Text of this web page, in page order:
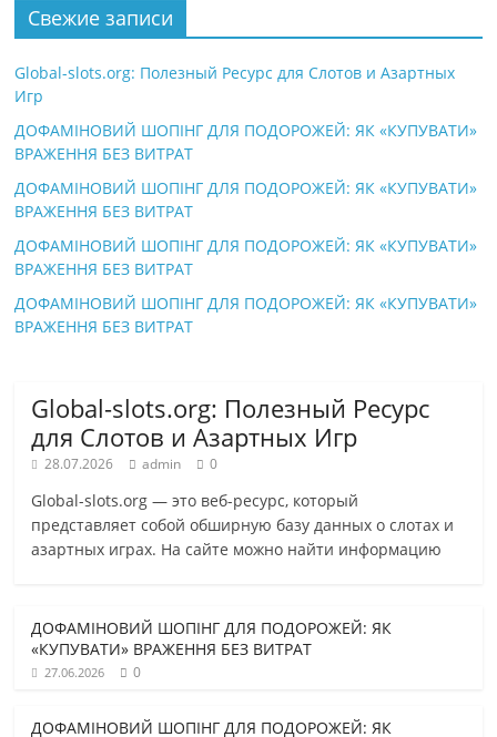
Свежие записи
Global-slots.org: Полезный Ресурс для Слотов и Азартных
Игр
ДОФАМІНОВИЙ ШОПІНГ ДЛЯ ПОДОРОЖЕЙ: ЯК «КУПУВАТИ»
ВРАЖЕННЯ БЕЗ ВИТРАТ
ДОФАМІНОВИЙ ШОПІНГ ДЛЯ ПОДОРОЖЕЙ: ЯК «КУПУВАТИ»
ВРАЖЕННЯ БЕЗ ВИТРАТ
ДОФАМІНОВИЙ ШОПІНГ ДЛЯ ПОДОРОЖЕЙ: ЯК «КУПУВАТИ»
ВРАЖЕННЯ БЕЗ ВИТРАТ
ДОФАМІНОВИЙ ШОПІНГ ДЛЯ ПОДОРОЖЕЙ: ЯК «КУПУВАТИ»
ВРАЖЕННЯ БЕЗ ВИТРАТ
Global-slots.org: Полезный Ресурс
для Слотов и Азартных Игр
28.07.2026 admin 0
Global-slots.org — это веб-ресурс, который
представляет собой обширную базу данных о слотах и
азартных играх. На сайте можно найти информацию
ДОФАМІНОВИЙ ШОПІНГ ДЛЯ ПОДОРОЖЕЙ: ЯК
«КУПУВАТИ» ВРАЖЕННЯ БЕЗ ВИТРАТ
27.06.2026 0
ДОФАМІНОВИЙ ШОПІНГ ДЛЯ ПОДОРОЖЕЙ: ЯК